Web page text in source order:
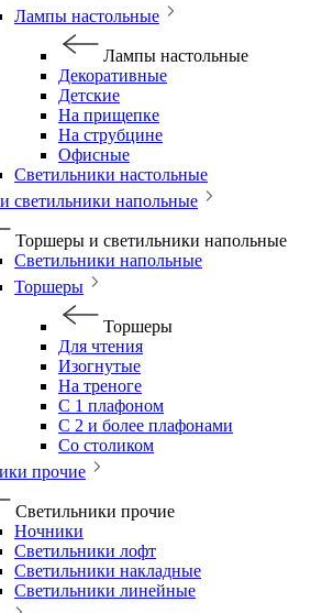
Лампы настольные
Лампы настольные
Декоративные
Детские
На прищепке
На струбцине
Офисные
Светильники настольные
светильники напольные
Торшеры и светильники напольные
Светильники напольные
Торшеры
Торшеры
Для чтения
Изогнутые
На треноге
С 1 плафоном
С 2 и более плафонами
Со столиком
прочие
Светильники прочие
Ночники
Светильники лофт
Светильники накладные
Светильники линейные